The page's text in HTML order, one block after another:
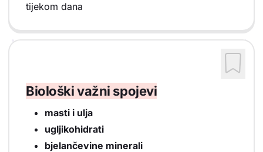
tijekom dana
Biološki važni spojevi
masti i ulja
ugljikohidrati
bjelančevine minerali